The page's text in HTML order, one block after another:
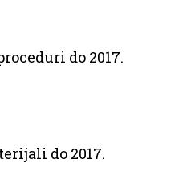
do 2017.
do 2017.